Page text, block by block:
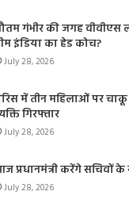
गंभीर की जगह वीवीएस
इंडिया का हेड कोच?
July 28, 2026
में तीन महिलाओं पर
गिरफ्तार
July 28, 2026
प्रधानमंत्री करेंगे सचिवों
July 28, 2026